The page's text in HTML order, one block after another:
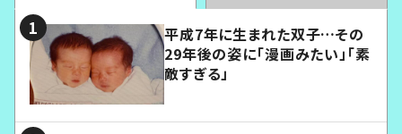
平成7年に生まれた双子…その
29年後の姿に「漫画みたい」「素
敵すぎる」